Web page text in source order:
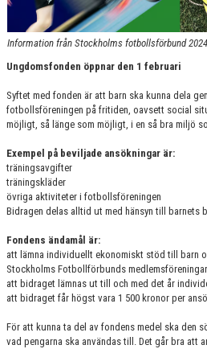
Information från Stockholms fotbollsförbund
Ungdomsfonden öppnar den 1 februari
Syftet med fonden är att barn ska kunna dela
fotbollsföreningen på fritiden, oavsett social
möjligt, så länge som möjligt, i en så bra miljö
Exempel på beviljade ansökningar är:
träningsavgifter
träningskläder
övriga aktiviteter i fotbollsföreningen
Bidragen delas alltid ut med hänsyn till barnets
Fondens ändamål är:
att lämna individuellt ekonomiskt stöd till barn
Stockholms Fotbollförbunds
att bidraget lämnas ut till och med det år
att bidraget får högst vara 1 500 kronor per
För att kunna ta del av fondens medel ska den
vad pengarna ska användas till. Det går bra att